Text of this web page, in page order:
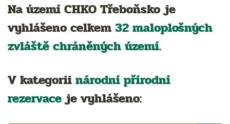
Na území CHKO Třeboňsko je
vyhlášeno celkem32 maloplošných
zvláště chráněných území.
V kategoriinárodní přírodní
rezervaceje vyhlášeno: